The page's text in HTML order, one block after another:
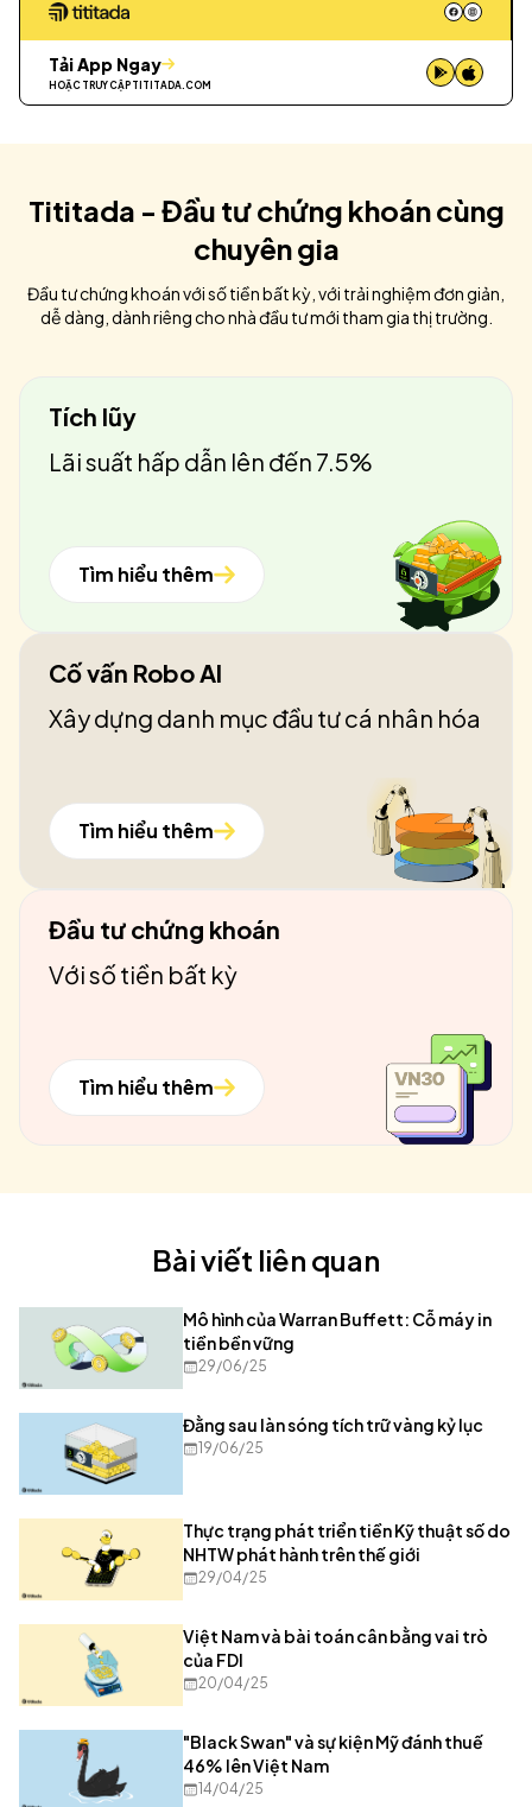
Tải App Ngay
HOẶC TRUY CẬP TITITADA.COM
Tititada - Đầu tư chứng khoán cùng
chuyên gia
Đầu tư chứng khoán với số tiền bất kỳ, với trải nghiệm đơn giản,
dễ dàng, dành riêng cho nhà đầu tư mới tham gia thị trường.
Tích lũy
Lãi suất hấp dẫn lên đến 7.5%
Tìm hiểu thêm
Cố vấn Robo AI
Xây dựng danh mục đầu tư cá nhân hóa
Tìm hiểu thêm
Đầu tư chứng khoán
Với số tiền bất kỳ
Tìm hiểu thêm
Bài viết liên quan
Mô hình của Warran Buffett: Cỗ máy in
tiền bền vững
29/06/25
Đằng sau làn sóng tích trữ vàng kỷ lục
19/06/25
Thực trạng phát triển tiền Kỹ thuật số do
NHTW phát hành trên thế giới
29/04/25
Việt Nam và bài toán cân bằng vai trò
của FDI
20/04/25
"Black Swan" và sự kiện Mỹ đánh thuế
46% lên Việt Nam
14/04/25